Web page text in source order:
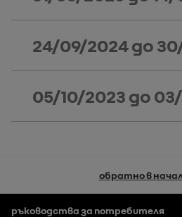
24/09/2024до
05/10/2023до
обратно в
Долен колонтитул
ръководства за потребителя